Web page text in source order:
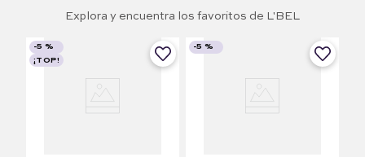
Explora y encuentra los favoritos de L'BEL
-5 %
¡TOP!
-5 %